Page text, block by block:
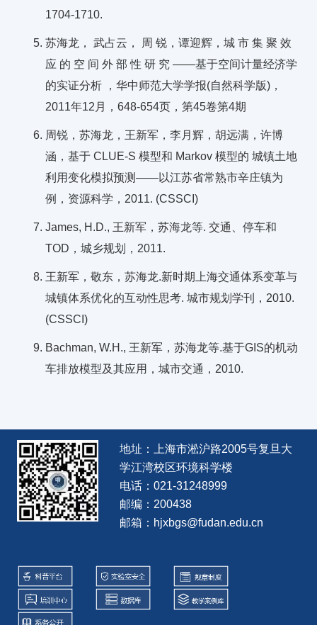
1704-1710.
苏海龙， 武占云， 周 锐，谭迎辉，城 市 集 聚 效
应 的 空 间 外 部 性 研 究 ——基于空间计量经济学
的实证分析 ，华中师范大学学报(自然科学版)，
2011年12月，648-654页，第45卷第4期
周锐，苏海龙，王新军，李月辉，胡远满，许博
涵，基于 CLUE-S 模型和 Markov 模型的 城镇土地
利用变化模拟预测——以江苏省常熟市辛庄镇为
例，资源科学，2011. (CSSCI)
James, H.D., 王新军，苏海龙等. 交通、停车和
TOD，城乡规划，2011.
王新军，敬东，苏海龙.新时期上海交通体系变革与
城镇体系优化的互动性思考. 城市规划学刊，2010.
(CSSCI)
Bachman, W.H., 王新军，苏海龙等.基于GIS的机动
车排放模型及其应用，城市交通，2010.
地址：上海市淞沪路2005号复旦大
学江湾校区环境科学楼
电话：021-31248999
邮编：200438
邮箱：hjxbgs@fudan.edu.cn